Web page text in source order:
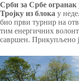
Срби за Србе
Тројку из блока у
био први турнир на
тим енергичних
савршен. Прикупљено